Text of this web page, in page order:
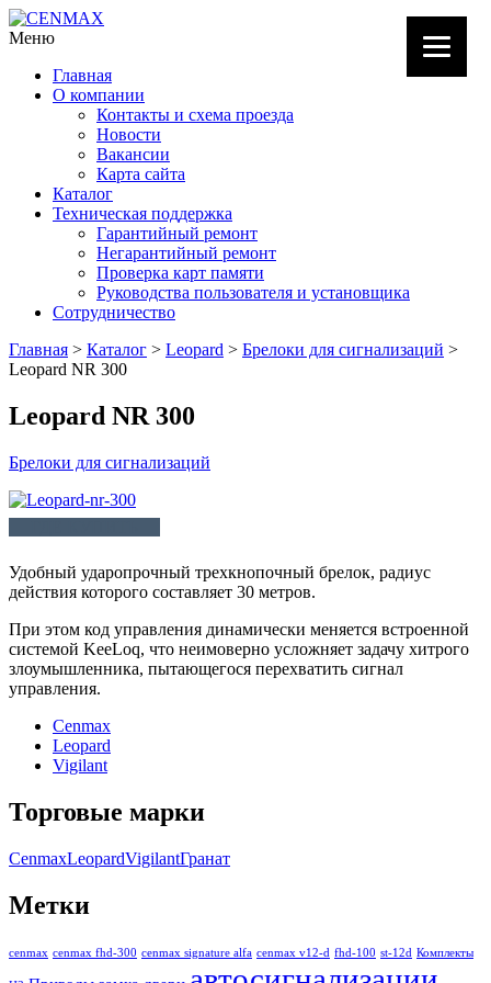
Меню
Главная
О компании
Контакты и схема проезда
Новости
Вакансии
Карта сайта
Каталог
Техническая поддержка
Гарантийный ремонт
Негарантийный ремонт
Проверка карт памяти
Руководства пользователя и установщика
Сотрудничество
Главная > Каталог > Leopard > Брелоки для сигнализаций >
Leopard NR 300
Leopard NR 300
Брелоки для сигнализаций
Удобный ударопрочный трехкнопочный брелок, радиус
действия которого составляет 30 метров.
При этом код управления динамически меняется встроенной
системой KeeLoq, что неимоверно усложняет задачу хитрого
злоумышленника, пытающегося перехватить сигнал
управления.
Cenmax
Leopard
Vigilant
Торговые марки
CenmaxLeopardVigilantГранат
Метки
cenmax cenmax fhd-300 cenmax signature alfa cenmax v12-d fhd-100 st-12d Комплекты